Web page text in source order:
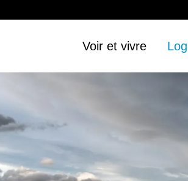
Voir et vivre